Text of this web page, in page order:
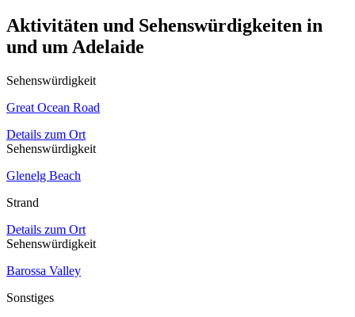
Aktivitäten und Sehenswürdigkeiten in
und um Adelaide
Sehenswürdigkeit
Great Ocean Road
Details zum Ort
Sehenswürdigkeit
Glenelg Beach
Strand
Details zum Ort
Sehenswürdigkeit
Barossa Valley
Sonstiges